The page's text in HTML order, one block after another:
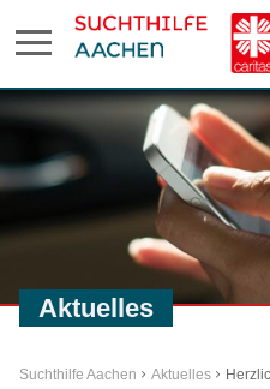
Aktuelles
Suchthilfe Aachen Aktuelles